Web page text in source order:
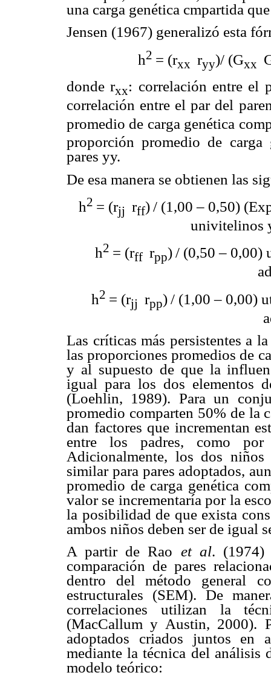
una carga genética cmpartida
Jensen (1967) generalizó esta
h2 = (rxx  ryy)/ (Gxx 
donde rxx: correlación entre el
correlación entre el par del
promedio de carga genética
proporción promedio de
pares yy.
De esa manera se obtienen las
h2 = (rjj  rff)/ (1,00 – 0,50)
univitelinos
h2 = (rff  rpp) / (0,50 – 0,00)
h2 = (rjj  rpp)/ (1,00 – 0,00)
Las críticas más persistentes a
las proporciones promedios de
y al supuesto de que la
igual para los dos elementos
(Loehlin, 1989). Para un
promedio comparten 50% de la
dan factores que incrementan
entre los padres, como por
Adicionalmente, los dos
similar para pares adoptados,
promedio de carga genética
valor se incrementaría por la
la posibilidad de que exista
ambos niños deben ser de igual
A partir de Rao et al. (1974)
comparación de pares
dentro del método general
estructurales (SEM). De
correlaciones utilizan la
(MacCallum y Austin, 2000).
adoptados criados juntos en
mediante la técnica del análisis
modelo teórico: